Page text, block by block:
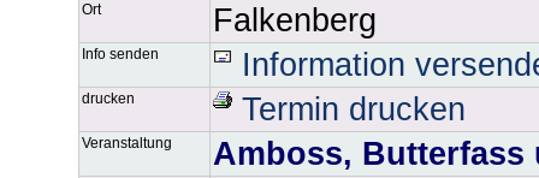
Ort Falkenberg
Info senden Information
drucken Termin drucken
Veranstaltung Amboss, Butterfass